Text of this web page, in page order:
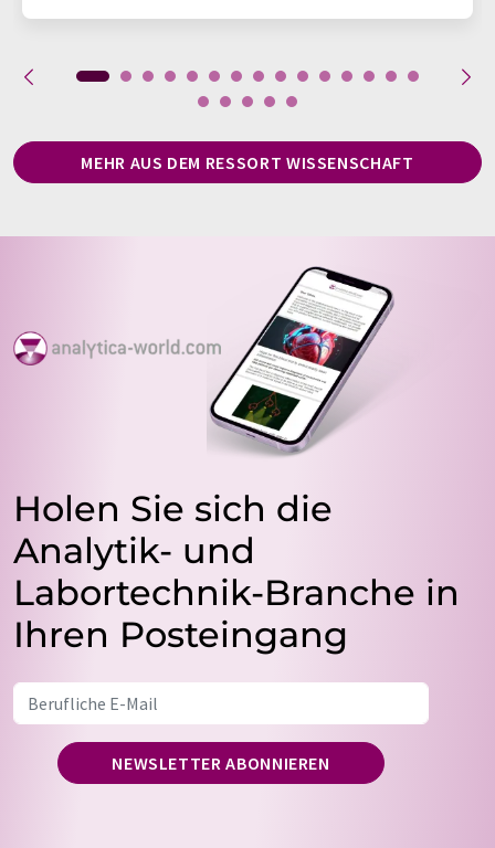
MEHR AUS DEM RESSORT WISSENSCHAFT
Holen Sie sich die
Analytik- und
Labortechnik-Branche in
Ihren Posteingang
NEWSLETTER ABONNIEREN